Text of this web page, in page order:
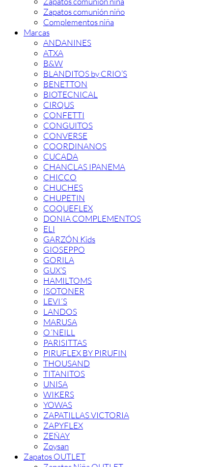
Zapatos comunión niño
Complementos niña
Marcas
ANDANINES
ATXA
B&W
BLANDITOS by CRIO’S
BENETTON
BIOTECNICAL
CIRQUS
CONFETTI
CONGUITOS
CONVERSE
COORDINANOS
CUCADA
CHANCLAS IPANEMA
CHICCO
CHUCHES
CHUPETIN
COQUEFLEX
DONIA COMPLEMENTOS
ELI
GARZÓN Kids
GIOSEPPO
GORILA
GUX’S
HAMILTOMS
ISOTONER
LEVI´S
LANDOS
MARUSA
O´NEILL
PARISITTAS
PIRUFLEX BY PIRUFIN
THOUSAND
TITANITOS
UNISA
WIKERS
YOWAS
ZAPATILLAS VICTORIA
ZAPYFLEX
ZEÑAY
Zoysan
Zapatos OUTLET